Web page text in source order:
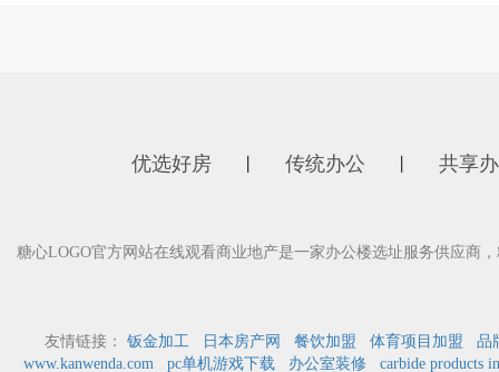
优选好房 传统办公 共享
糖心LOGO官方网站在线观看商业地产是一家办公楼选址服务供应商
友情链接： 钣金加工 日本房产网 餐饮加盟 体育项目加盟
品
www.kanwenda.com
pc单机游戏下载 办公室装修 carbide products